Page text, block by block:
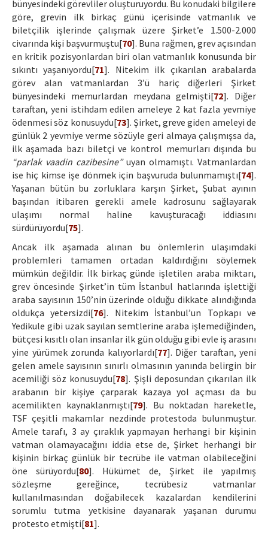
bünyesindeki görevliler oluşturuyordu. Bu konudaki bilgilere
göre, grevin ilk birkaç günü içerisinde vatmanlık ve
biletçilik işlerinde çalışmak üzere Şirket’e 1.500-2.000
civarında kişi başvurmuştu[70]. Buna rağmen, grev açısından
en kritik pozisyonlardan biri olan vatmanlık konusunda bir
sıkıntı yaşanıyordu[71]. Nitekim ilk çıkarılan arabalarda
görev alan vatmanlardan 3’ü hariç diğerleri Şirket
bünyesindeki memurlardan meydana gelmişti[72]. Diğer
taraftan, yeni istihdam edilen ameleye 2 kat fazla yevmiye
ödenmesi söz konusuydu[73]. Şirket, greve giden ameleyi de
günlük 2 yevmiye verme sözüyle geri almaya çalışmışsa da,
ilk aşamada bazı biletçi ve kontrol memurları dışında bu
“parlak vaadin cazibesine”uyan olmamıştı. Vatmanlardan
ise hiç kimse işe dönmek için başvuruda bulunmamıştı[74].
Yaşanan bütün bu zorluklara karşın Şirket, Şubat ayının
başından itibaren gerekli amele kadrosunu sağlayarak
ulaşımı normal haline kavuşturacağı iddiasını
sürdürüyordu[75].
Ancak ilk aşamada alınan bu önlemlerin ulaşımdaki
problemleri tamamen ortadan kaldırdığını söylemek
mümkün değildir. İlk birkaç günde işletilen araba miktarı,
grev öncesinde Şirket’in tüm İstanbul hatlarında işlettiği
araba sayısının 150’nin üzerinde olduğu dikkate alındığında
oldukça yetersizdi[76]. Nitekim İstanbul’un Topkapı ve
Yedikule gibi uzak sayılan semtlerine araba işlemediğinden,
bütçesi kısıtlı olan insanlar ilk gün olduğu gibi evle iş arasını
yine yürümek zorunda kalıyorlardı[77]. Diğer taraftan, yeni
gelen amele sayısının sınırlı olmasının yanında belirgin bir
acemiliği söz konusuydu[78]. Şişli deposundan çıkarılan ilk
arabanın bir kişiye çarparak kazaya yol açması da bu
acemilikten kaynaklanmıştı[79]. Bu noktadan hareketle,
TSF çeşitli makamlar nezdinde protestoda bulunmuştur.
Amele tarafı, 3 ay çıraklık yapmayan herhangi bir kişinin
vatman olamayacağını iddia etse de, Şirket herhangi bir
kişinin birkaç günlük bir tecrübe ile vatman olabileceğini
öne sürüyordu[80]. Hükümet de, Şirket ile yapılmış
sözleşme gereğince, tecrübesiz vatmanlar
kullanılmasından doğabilecek kazalardan kendilerini
sorumlu tutma yetkisine dayanarak yaşanan durumu
protesto etmişti[81].